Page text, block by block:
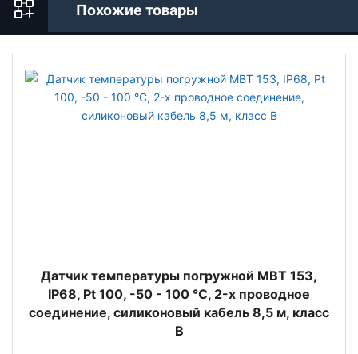
Похожие товары
Датчик температуры погружной MBT 153,
IP68, Pt 100, -50 - 100 °C, 2-х проводное
соединение, силиконовый кабель 8,5 м, класс
В